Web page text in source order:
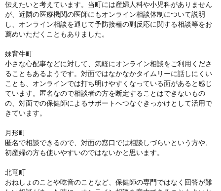
伝えたいと考えています。当町には産婦人科や小児科がありません
が、近隣の医療機関の医師にもオンライン相談体制について説明
し、オンライン相談を通じて予防接種の副反応に関する相談等をお
薦めいただくこともありました。
妹背牛町
小さな心配事などに対して、気軽にオンライン相談をご利用くださ
ることもあるようです。対面ではなかなかタイムリーに話しにくい
ことも、オンラインでは打ち明けやすくなっている面があると感じ
ています。匿名なので相談者の方を断定することはできないもの
の、対面での保健師によるサポートへつなぐきっかけとして活用で
きています。
月形町
匿名で相談できるので、対面の窓口では相談しづらいという方や、
初産婦の方も使いやすいのではないかと思います。
北竜町
おねしょのことや吃音のことなど、保健師の専門ではなく回答が難